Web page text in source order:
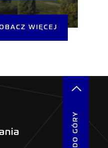
WIĘCEJ
DO GÓRY